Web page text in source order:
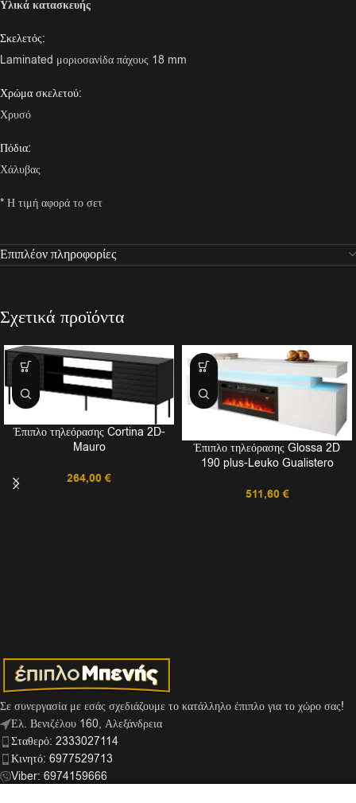
Υλικά κατασκευής
Σκελετός:
Laminated μοριοσανίδα πάχους 18 mm
Χρώμα σκελετού:
Χρυσό
Πόδια:
Χάλυβας
* Η τιμή αφορά το σετ
Επιπλέον πληροφορίες
Σχετικά προϊόντα
Έπιπλο τηλεόρασης Cortina 2D-
Mauro
264,00 €
Έπιπλο τηλεόρασης Glossa 2D
190 plus-Leuko Gualistero
511,60 €
Σε συνεργασία με εσάς σχεδιάζουμε το κατάλληλο έπιπλο για το χώρο σας!
Ελ. Βενιζέλου 160, Αλεξάνδρεια
Σταθερό: 2333027114
Κινητό: 6977529713
Viber: 6974159666